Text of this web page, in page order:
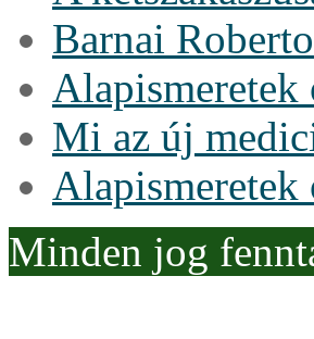
Barnai Roberto
Mi az új
Minden jog